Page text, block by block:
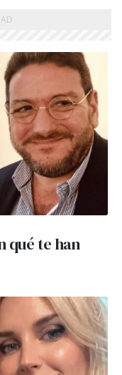
qué te han